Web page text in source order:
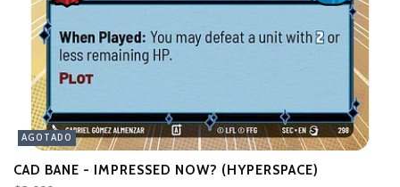
AGOTADO
CAD BANE - IMPRESSED NOW? (HYPERSPACE)